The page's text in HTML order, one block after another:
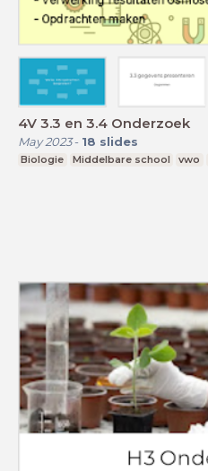
4V 3.3 en 3.4 Onderzoek
May 2023- 18 slides
Biologie Middelbare school vwo